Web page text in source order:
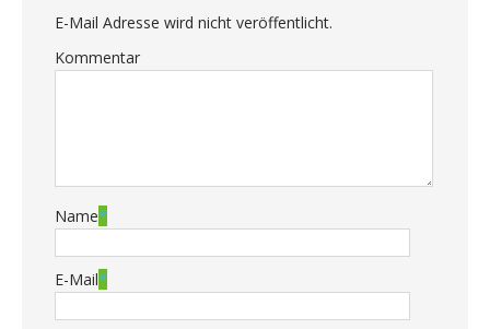
E-Mail Adresse wird nicht veröffentlicht.
Kommentar
Name*
E-Mail*